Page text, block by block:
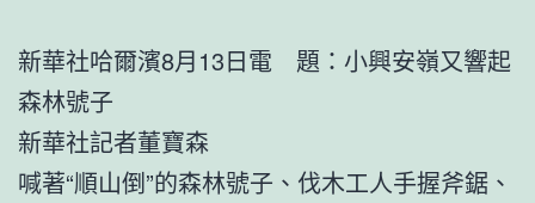
新華社哈爾濱8月13日電 題：小興安嶺又響起
森林號子
新華社記者董寶森
喊著“順山倒”的森林號子、伐木工人手握斧鋸、